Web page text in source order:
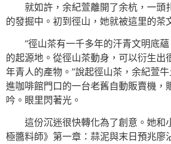
就如許，余紀萱離開了余杭，一頭
的發掘中。初到徑山，她就被這里的茶
“徑山茶有一千多年的汗青文明底
的起源地。從徑山茶動身，可以衍生出
年青人的產物。”說起徑山茶，余紀萱
進咖啡館門口的一台老舊自動販賣機，
吟。眼里閃著光。
這份沉迷很快轉化為了創意。她和
極醬料師》第一章：蒜泥與末日預兆廖